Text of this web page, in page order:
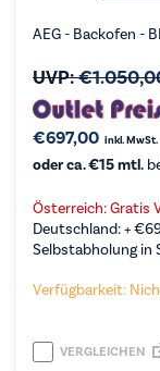
AEG - Backofen -
UVP:€
€697,00 inkl. MwSt.
oder ca. €15 mtl.
Österreich: Gratis
Deutschland: +€
Selbstabholung in
Verfügbarkeit:
VERGLEICHEN